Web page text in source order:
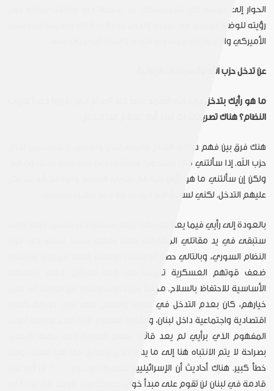
الحوار إلى مواقف كان تشومسكي قد سجلها في مقابلات سابقة حول
رؤيته للوضع المعقد في سوريا، وتدخل حزب الله هناك، وطبيعة الموقفين
الأميركي والإسرائيلي من سوريا الثورة، وقضايا أخرى ذات صلة.
عن تدخل حزب الله والسياسات الإيرانية
ما هو رأيك بتدخل حزب الله الصريح على خط الصراع في سوريا دعماً لقوات
النظام؟ هناك تصريحات لك تفيد أنك تتفهم هذا التدخل.
هنك فرق بين فهم دوافع التدخل وتبريره. لنكن واضحين، لا شيء يبرر تدخل
حزب الله. إذا سألتني ماذا يعتقدون، فسأجاوب عن رأيي فيما يعتقدون هم.
ولكن إن سألتني ما هو رأيي بقرارهم، فرأيي البسيط والواضح أنه لم يكن
عليهم التدخل. لكني لست أباهم الروحي وهم لم يطلبوا نصيحتي.
بالعودة إلى رأيي فيما يعتقدون هم: إن لم يتدخلوا في القصير، فإنها كانت
ستبقى في يد مقاتلي المعارضة، وهذا بالطبع يجسد انحداراً في قوة
النظام السوري، وبالتالي حصار الإمدادات الواصلة إليهم من إيران، وبالتالي
ضعف قوتهم العسكرية تدريجياً في وجه إسرائيل، وهي ذريعتهم
الأساسية للاحتفاظ بالسلاح. مجدداً فإن خياري، والذي من الواضح أنه ليس
خيارهم، كان بعدم التدخل في سوريا والعمل على تعزيز دورهم كقوة
اقتصادية واجتماعية داخل لبنان، ومقاربة مفهوم قوة الردع بطريقة أخرى،
المفهوم الذي برأيي لم يعد قائماً بنفس الطريقة التي يظنها البعض.
بصراحة لا يتم الانتباه هنا إلى ما يدور داخل إسرائيل في هذا الصدد، وهذا
قادمة في لبنان لن تقوم على مبدأ خوض معركة برية طويلة مع حزب الله،